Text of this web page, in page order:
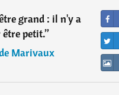
grand : il n'y a
être petit.”
Marivaux